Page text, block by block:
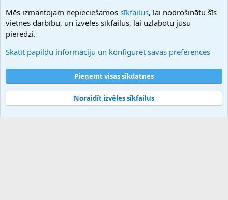
Hostmaria
Atbalsts
Palīdzība
Noteikumi un nosacījumi
Privātuma politika
Community platform by XenForo® © 2010-2025 XenForo Ltd.
Mēs izmantojam nepieciešamos sīkfailus, lai nodrošinātu šīs
vietnes darbību, un izvēles sīkfailus, lai uzlabotu jūsu
pieredzi.
Skatīt papildu informāciju un konfigurēt savas preferences
Pieņemt visas sīkdatnes
Noraidīt izvēles sīkfailus